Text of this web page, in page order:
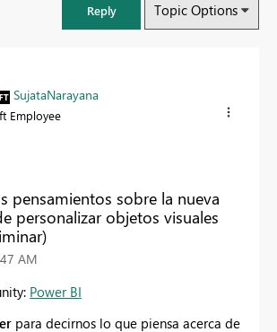
Reply Topic Options
SujataNarayana
Employee
pensamientos sobre la nueva
personalizar objetos visuales
AM
Power BI
para decirnos lo que piensa acerca de